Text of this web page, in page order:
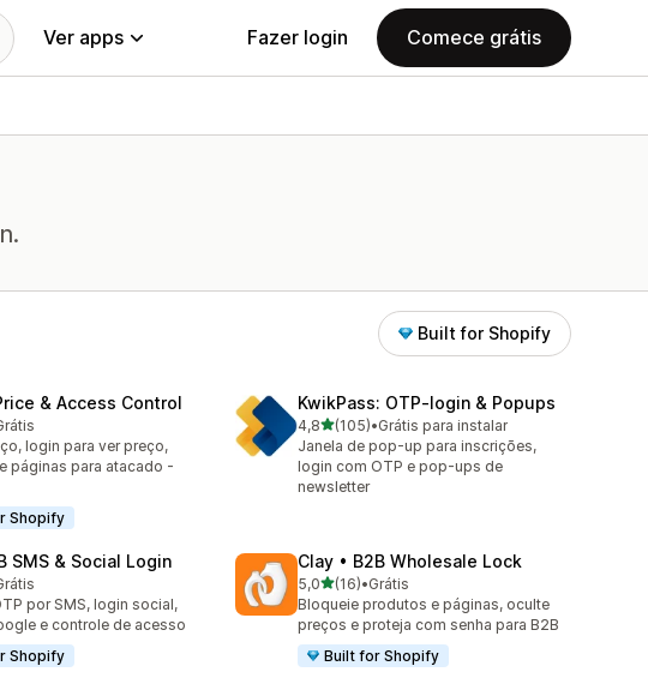
Ver apps Fazer login Comece grátis
Built for Shopify
& Access Control
ao todo
login para ver preço,
páginas para atacado -
Shopify
KwikPass: OTP‑login & Popups
4,8de 5 estrelas
(105)
105 avaliações ao todo
•Grátis para instalar
Janela de pop-up para inscrições,
login com OTP e pop-ups de
newsletter
SMS & Social Login
ao todo
por SMS, login social,
e controle de acesso
Shopify
Clay • B2B Wholesale Lock
5,0de 5 estrelas
(16)
16 avaliações ao todo
•Grátis
Bloqueie produtos e páginas, oculte
preços e proteja com senha para B2B
Built for Shopify